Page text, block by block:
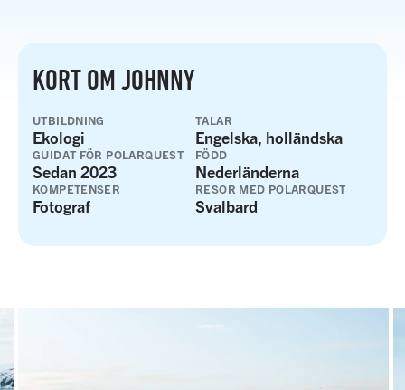
KORT OM JOHNNY
UTBILDNING
Ekologi
TALAR
Engelska, holländska
GUIDAT FÖR POLARQUEST
Sedan 2023
FÖDD
Nederländerna
KOMPETENSER
Fotograf
RESOR MED POLARQUEST
Svalbard